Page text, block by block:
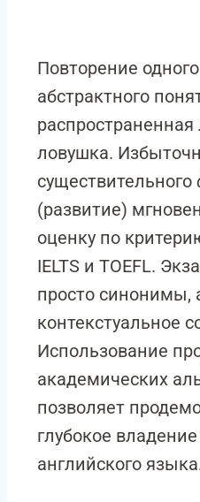
Повторение
абстрактного
распространенная
ловушка.
существительного
(развитие)
оценку по
IELTS и TOEFL.
просто синонимы,
контекстуальное
Использование
академических
позволяет
глубокое
английского